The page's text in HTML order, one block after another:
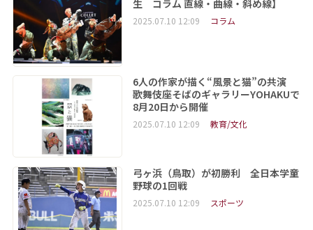
生 コラム 直線・曲線・斜め線】
2025.07.10 12:09 コラム
6人の作家が描く“風景と猫”の共演
歌舞伎座そばのギャラリーYOHAKUで
8月20日から開催
2025.07.10 12:09 教育/文化
弓ヶ浜（鳥取）が初勝利 全日本学童
野球の1回戦
2025.07.10 12:09 スポーツ